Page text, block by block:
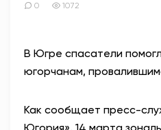
0 1072
В Югре спасатели
югорчанам,
Как сообщает пресс-